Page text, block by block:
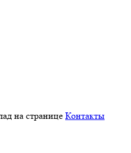
на странице Контакты